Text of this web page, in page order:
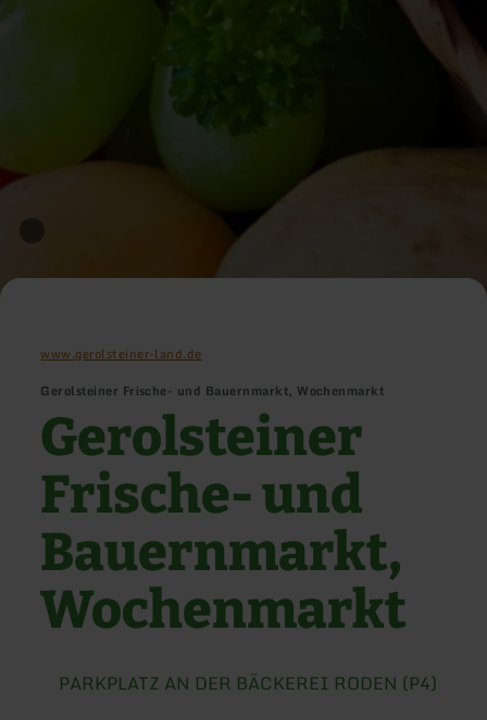
www.gerolsteiner-land.de
Gerolsteiner Frische- und Bauernmarkt, Wochenmarkt
Gerolsteiner
Frische- und
Bauernmarkt,
Wochenmarkt
PARKPLATZ AN DER BÄCKEREI RODEN (P4)